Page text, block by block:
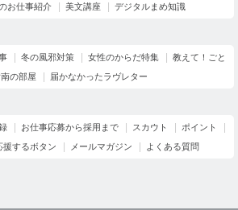
お仕事紹介 美文講座 デジタルまめ知識
冬の風邪対策 女性のからだ特集
教えて！ごと
の部屋 届かなかったラヴレター
お仕事応募から採用まで スカウト
ポイント
援するボタン メールマガジン よくある質問